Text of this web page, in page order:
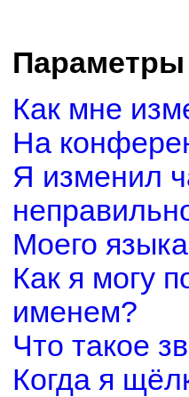
Параметры
Как мне
На
Я изменил
Моего
Как я могу
именем?
Что такое
Когда я